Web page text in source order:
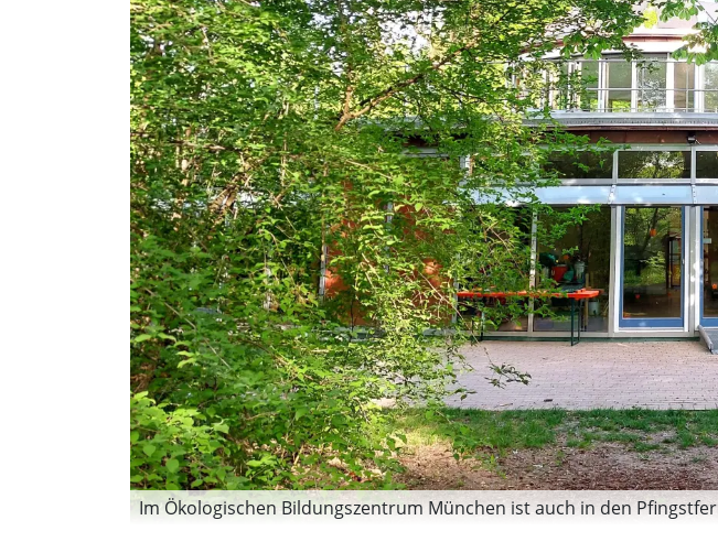
Im Ökologischen Bildungszentrum München ist auch in den